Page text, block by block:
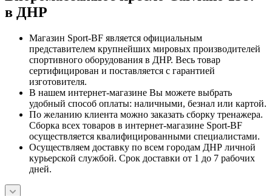
в ДНР
Магазин Sport-BF является официальным
представителем крупнейших мировых производителей
спортивного оборудования в ДНР. Весь товар
сертифицирован и поставляется с гарантией
изготовителя.
В нашем интернет-магазине Вы можете выбрать
удобный способ оплаты: наличными, безнал или картой.
По желанию клиента можно заказать сборку тренажера.
Сборка всех товаров в интернет-магазине Sport-BF
осуществляется квалифицированными специалистами.
Осуществляем доставку по всем городам ДНР личной
курьерской службой. Срок доставки от 1 до 7 рабочих
дней.